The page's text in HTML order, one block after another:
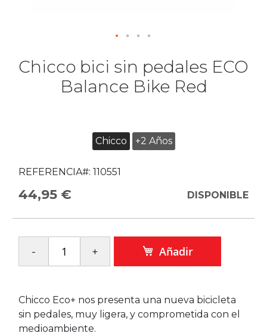
Chicco bici sin pedales ECO
Balance Bike Red
Chicco +2 Años
REFERENCIA#: 110551
44,95 € DISPONIBLE
Añadir
Chicco Eco+ nos presenta una nueva bicicleta
sin pedales, muy ligera, y comprometida con el
medioambiente.